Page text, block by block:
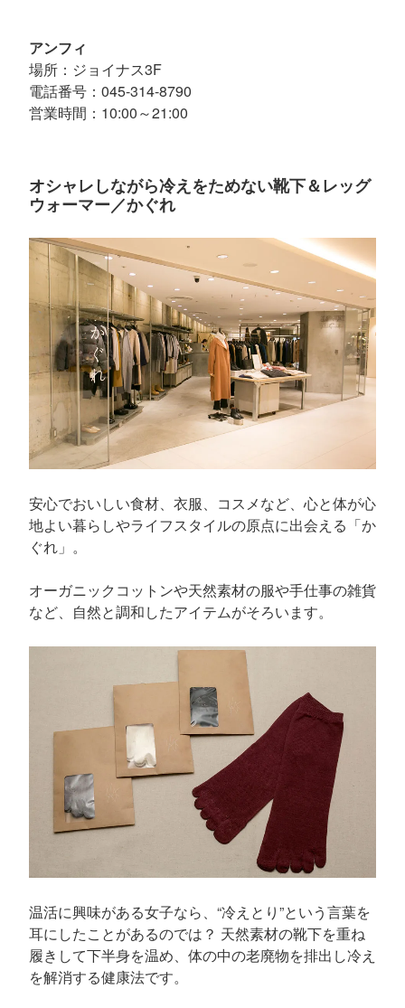
アンフィ
場所：ジョイナス3F
電話番号：045-314-8790
営業時間：10:00～21:00
オシャレしながら冷えをためない靴下＆レッグ
ウォーマー／かぐれ
安心でおいしい食材、衣服、コスメなど、心と体が心
地よい暮らしやライフスタイルの原点に出会える「か
ぐれ」。
オーガニックコットンや天然素材の服や手仕事の雑貨
など、自然と調和したアイテムがそろいます。
温活に興味がある女子なら、“冷えとり”という言葉を
耳にしたことがあるのでは？ 天然素材の靴下を重ね
履きして下半身を温め、体の中の老廃物を排出し冷え
を解消する健康法です。